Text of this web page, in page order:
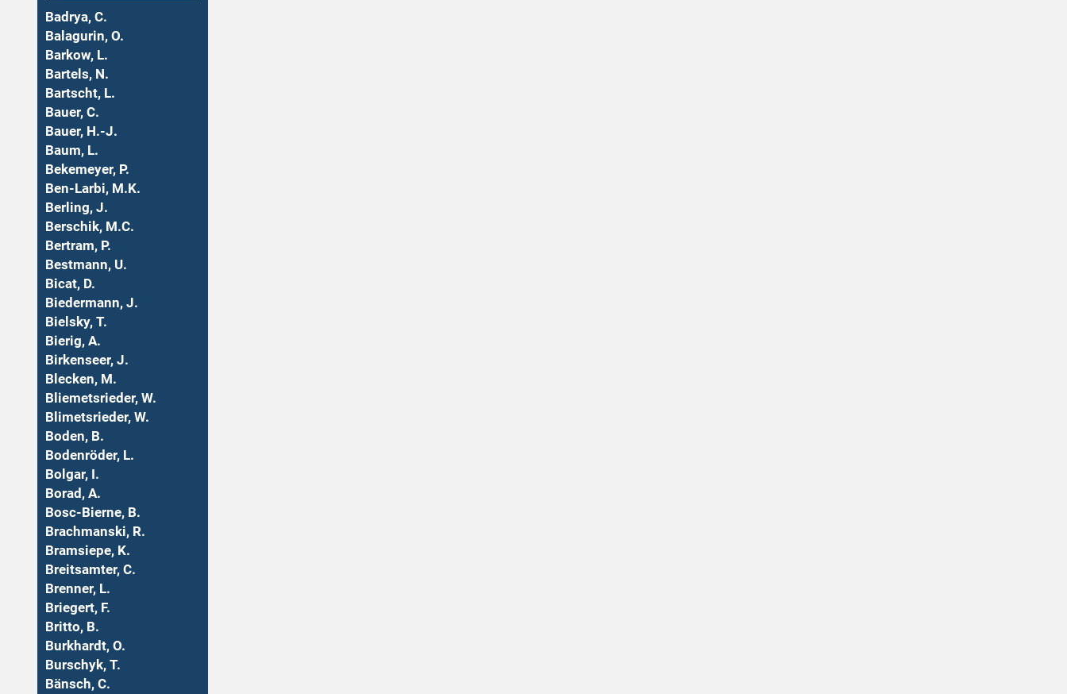
Badrya, C.
Balagurin, O.
Barkow, L.
Bartels, N.
Bartscht, L.
Bauer, C.
Bauer, H.-J.
Baum, L.
Bekemeyer, P.
Ben-Larbi, M.K.
Berling, J.
Berschik, M.C.
Bertram, P.
Bestmann, U.
Bicat, D.
Biedermann, J.
Bielsky, T.
Bierig, A.
Birkenseer, J.
Blecken, M.
Bliemetsrieder, W.
Blimetsrieder, W.
Boden, B.
Bodenröder, L.
Bolgar, I.
Borad, A.
Bosc-Bierne, B.
Brachmanski, R.
Bramsiepe, K.
Breitsamter, C.
Brenner, L.
Briegert, F.
Britto, B.
Burkhardt, O.
Burschyk, T.
Bänsch, C.